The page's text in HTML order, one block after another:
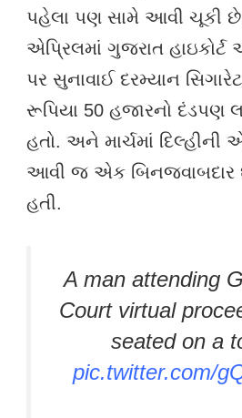
પહેલા પણ સામે આવી ચૂકી
એપ્રિલમાં ગુજરાત
પર સુનાવાઈ દરમ્યાન
રૂપિયા 50 હજારનો દંડપણ
હતો. અને માર્ચમાં દિલ્હીની
આવી જ એક બિનજવાબદાર
હતી.
A man attending
Court virtual
seated on a
pic.twitter.com/